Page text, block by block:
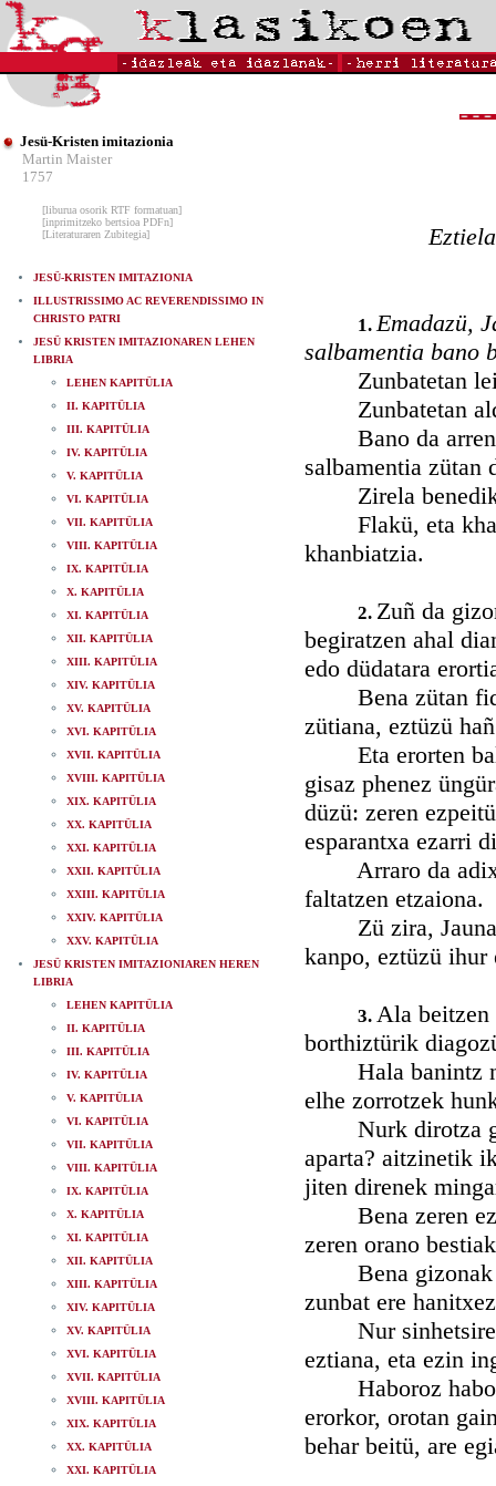
Jesü-Kristen imitazionia
Martin Maister
1757
[liburua osorik RTF formatuan]
[inprimitzeko bertsioa PDFn]
[Literaturaren Zubitegia]
JESÜ-KRISTEN IMITAZIONIA
ILLUSTRISSIMO AC REVERENDISSIMO IN
CHRISTO PATRI
JESÜ KRISTEN IMITAZIONAREN LEHEN
LIBRIA
LEHEN KAPITÜLIA
II. KAPITÜLIA
III. KAPITÜLIA
IV. KAPITÜLIA
V. KAPITÜLIA
VI. KAPITÜLIA
VII. KAPITÜLIA
VIII. KAPITÜLIA
IX. KAPITÜLIA
X. KAPITÜLIA
XI. KAPITÜLIA
XII. KAPITÜLIA
XIII. KAPITÜLIA
XIV. KAPITÜLIA
XV. KAPITÜLIA
XVI. KAPITÜLIA
XVII. KAPITÜLIA
XVIII. KAPITÜLIA
XIX. KAPITÜLIA
XX. KAPITÜLIA
XXI. KAPITÜLIA
XXII. KAPITÜLIA
XXIII. KAPITÜLIA
XXIV. KAPITÜLIA
XXV. KAPITÜLIA
JESÜ KRISTEN IMITAZIONIAREN HEREN
LIBRIA
LEHEN KAPITÜLIA
II. KAPITÜLIA
III. KAPITÜLIA
IV. KAPITÜLIA
V. KAPITÜLIA
VI. KAPITÜLIA
VII. KAPITÜLIA
VIII. KAPITÜLIA
IX. KAPITÜLIA
X. KAPITÜLIA
XI. KAPITÜLIA
XII. KAPITÜLIA
XIII. KAPITÜLIA
XIV. KAPITÜLIA
XV. KAPITÜLIA
XVI. KAPITÜLIA
XVII. KAPITÜLIA
XVIII. KAPITÜLIA
XIX. KAPITÜLIA
XX. KAPITÜLIA
XXI. KAPITÜLIA
1.Emadazü,
salbamentia bano
Zunbatetan
Zunbatetan
Bano da arren
salbamentia zütan
Zirela
Flakü, eta
khanbiatzia.
2. Zuñ da
begiratzen ahal
edo düdatara
Bena zütan
zütiana, eztüzü
Eta erorten
gisaz phenez
düzü: zeren
esparantxa ezarri
Arraro da
faltatzen etzaiona.
Zü zira, Jauna,
kanpo, eztüzü ihur
3. Ala beitzen
borthiztürik
Hala banintz ni,
elhe zorrotzek
Nurk dirotza
aparta? aitzinetik
jiten direnek
Bena zeren
zeren orano
Bena gizonak
zunbat ere
Nur sinhetsiren
eztiana, eta ezin
Haboroz
erorkor, orotan
behar beitü, are